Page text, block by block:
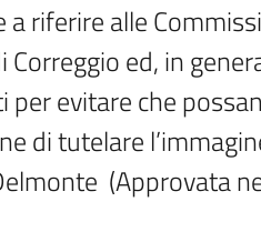
riferire alle
ed, in
evitare che
di tutelare
(Approvata